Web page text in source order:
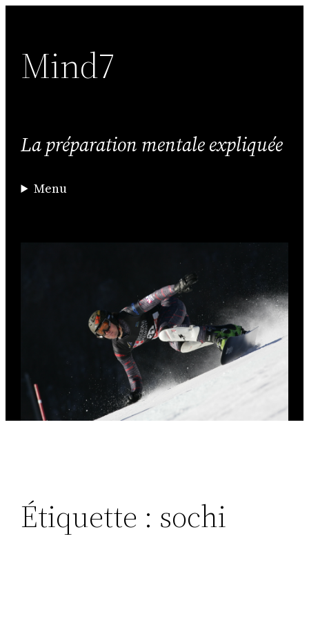
contenu
Mind7
La préparation mentale expliquée
Menu
Étiquette : sochi